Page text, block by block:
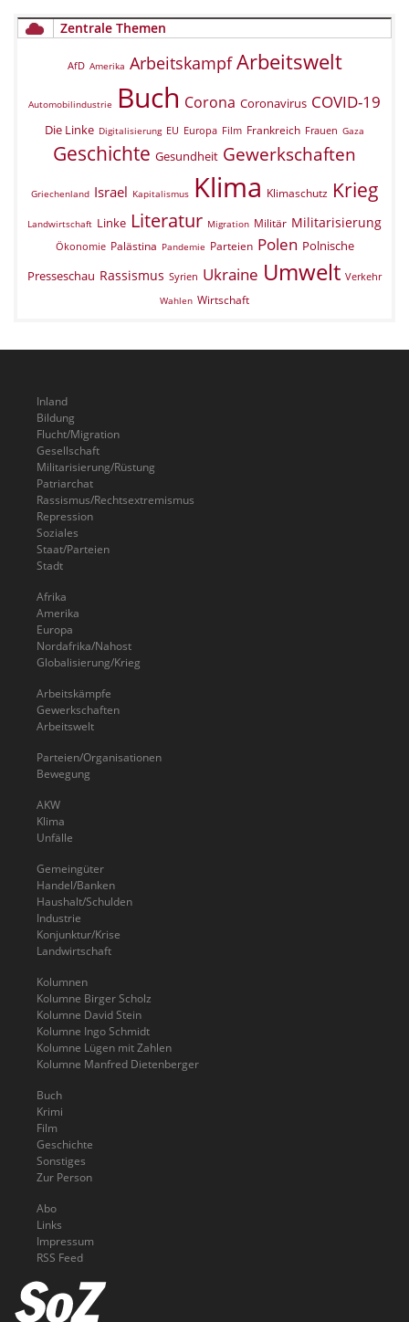
Zentrale Themen
AfD Amerika Arbeitskampf Arbeitswelt
Automobilindustrie Buch Corona Coronavirus COVID-19
Die Linke Digitalisierung EU Europa Film Frankreich Frauen Gaza
Geschichte Gesundheit Gewerkschaften
Griechenland Israel Kapitalismus Klima Klimaschutz Krieg
Landwirtschaft Linke Literatur Migration Militär Militarisierung
Ökonomie Palästina Pandemie Parteien Polen Polnische
Presseschau Rassismus Syrien Ukraine Umwelt Verkehr
Wahlen Wirtschaft
Inland
Bildung
Flucht/Migration
Gesellschaft
Militarisierung/Rüstung
Patriarchat
Rassismus/Rechtsextremismus
Repression
Soziales
Staat/Parteien
Stadt
Afrika
Amerika
Europa
Nordafrika/Nahost
Globalisierung/Krieg
Arbeitskämpfe
Gewerkschaften
Arbeitswelt
Parteien/Organisationen
Bewegung
AKW
Klima
Unfälle
Gemeingüter
Handel/Banken
Haushalt/Schulden
Industrie
Konjunktur/Krise
Landwirtschaft
Kolumnen
Kolumne Birger Scholz
Kolumne David Stein
Kolumne Ingo Schmidt
Kolumne Lügen mit Zahlen
Kolumne Manfred Dietenberger
Buch
Krimi
Film
Geschichte
Sonstiges
Zur Person
Abo
Links
Impressum
RSS Feed